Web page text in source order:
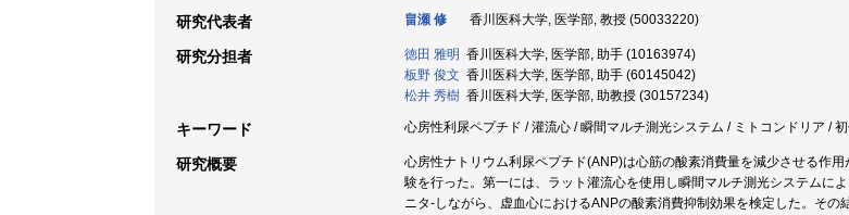
研究代表者 畠瀬 修 香川医科大学, 医学部, 教授 (50033220)
研究分担者 徳田 雅明 香川医科大学, 医学部, 助手 (10163974)
板野 俊文 香川医科大学, 医学部, 助手 (60145042)
松井 秀樹 香川医科大学, 医学部, 助教授 (30157234)
キーワード 心房性利尿ペプチド / 灌流心 / 瞬間マルチ測光システム / ミトコンドリア /
研究概要
心房性ナトリウム利尿ペプチド(ANP)は心筋の酸素消費量を減少させる作
験を行った。第一には、ラット灌流心を使用し瞬間マルチ測光システムに
ニタ-しながら、虚血心におけるANPの酸素消費抑制効果を検定した。そ